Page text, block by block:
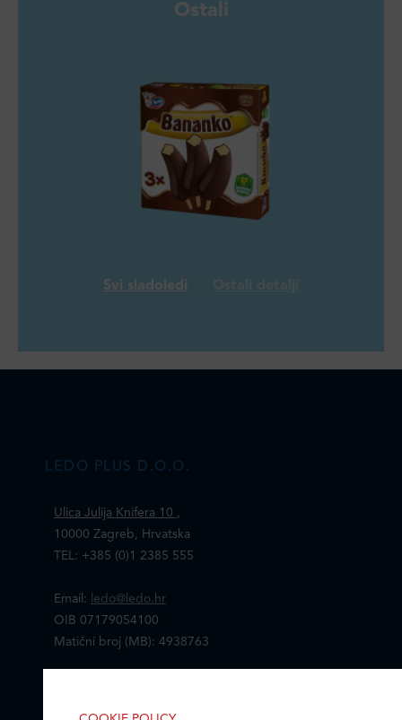
Ostali
Svi sladoledi
LEDO PLUS D.O.O.
Ulica Julija Knifera 10 ,
10000 Zagreb, Hrvatska
TEL: +385 (0)1 2385 555
Email:
ledo@ledo.hr
OIB 07179054100
Matični broj (MB): 4938763